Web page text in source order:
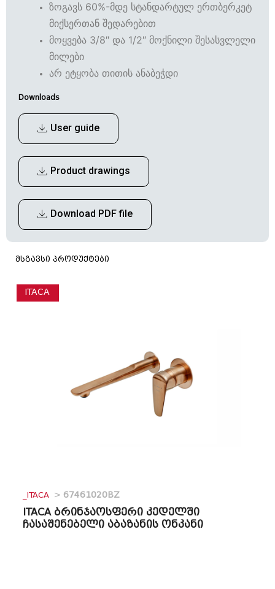
ზოგავს 60%-მდე სტანდარტულ ერთბერკეტ
მიქსერთან შედარებით
მოყვება 3/8″ და 1/2″ მოქნილი შესასვლელი
მილები
არ ეტყობა თითის ანაბეჭდი
Downloads
User guide
Product drawings
Download PDF file
მსგავსი პროდუქტები
ITACA
_ITACA > 67461020BZ
ITACA ბრინჯაოსფერი კედელში
ჩასაშენებელი აბაზანის ონკანი